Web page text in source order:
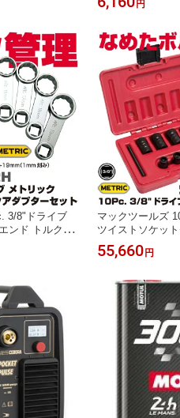
P
円
3/8"ドライブ
ンド トルクア
MAC T
マックツールズ
ツイストソケッ
MAC TOOLS
55,660 円